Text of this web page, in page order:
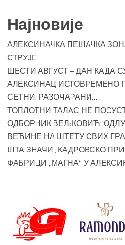
Најновије
АЛЕКСИНАЧКА ПЕШАЧКА
СТРУЈЕ
ШЕСТИ АВГУСТ – ДАН КАДА
АЛЕКСИНАЦ ИСТОВРЕМЕНО
СЕТНИ, РАЗОЧАРАНИ…
ТОПЛОТНИ ТАЛАС НЕ
ОДБОРНИК ВЕЉКОВИЋ:
ВЕЋИНЕ НА ШТЕТУ СВИХ
ШТА ЗНАЧИ „КАДРОВСКО
ФАБРИЦИ „МАГНА“ У